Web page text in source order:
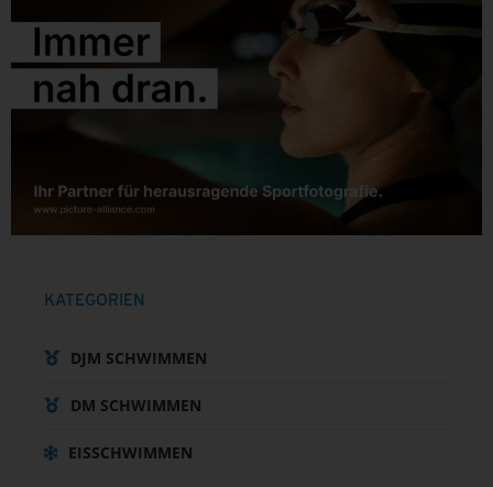
KATEGORIEN
DJM SCHWIMMEN
DM SCHWIMMEN
EISSCHWIMMEN